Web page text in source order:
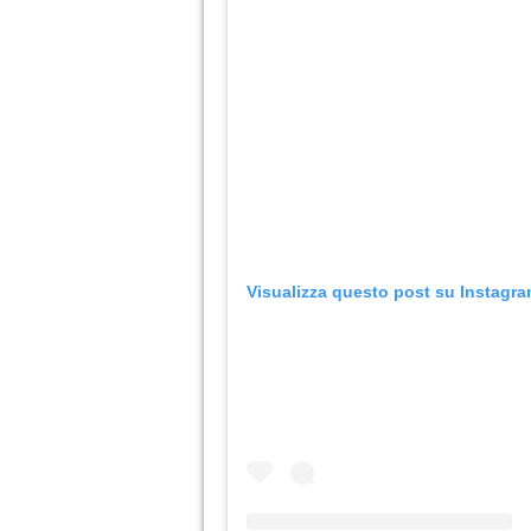
Visualizza questo post su